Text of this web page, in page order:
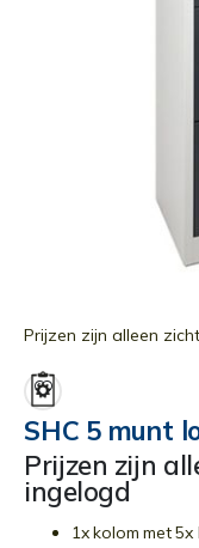
naar
begin
van
de
afbeeldingen-
gallerij
SHC 5 munt
Prijzen zijn
ingelogd
1x kolom met
Prijzen zijn alleen